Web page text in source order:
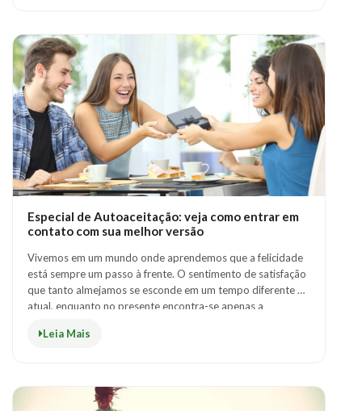
Especial de Autoaceitação: veja como entrar em
contato com sua melhor versão
Vivemos em um mundo onde aprendemos que a felicidade
está sempre um passo à frente. O sentimento de satisfação
que tanto almejamos se esconde em um tempo diferente do
atual, enquanto no presente encontra-se apenas a
Leia Mais